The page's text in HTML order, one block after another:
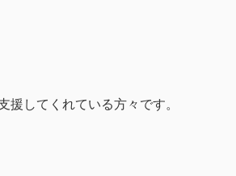
援してくれている方々です。